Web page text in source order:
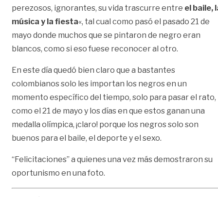
perezosos, ignorantes, su vida trascurre entre el baile,
música y la fiesta«, tal cual como pasó el pasado 21 de
mayo donde muchos que se pintaron de negro eran
blancos, como si eso fuese reconocer al otro.
En este día quedó bien claro que a bastantes
colombianos solo les importan los negros en un
momento específico del tiempo, solo para pasar el rato,
como el 21 de mayo y los días en que estos ganan una
medalla olímpica, ¡claro! porque los negros solo son
buenos para el baile, el deporte y el sexo.
“Felicitaciones” a quienes una vez más demostraron su
oportunismo en una foto.